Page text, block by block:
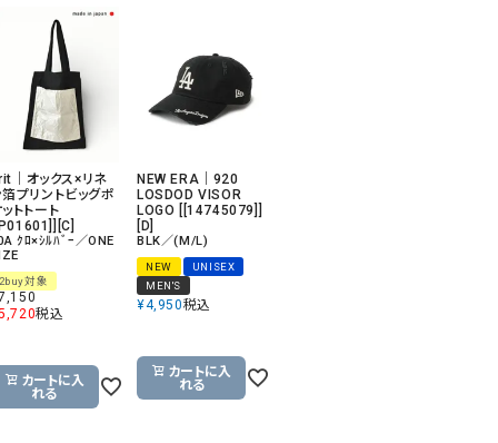
｜オックス×リネ
箔プリントビッグポ
ットトート
ｸﾛ×ｼﾙﾊﾞｰ／ONE
2buy対象
税込
カートに入
れる
NEW ERA｜920
LOSDOD VISOR
LOGO [[14745079]]
[D]
BLK／(M/L)
NEW
UNISEX
MEN'S
¥4,950税込
カートに入
れる